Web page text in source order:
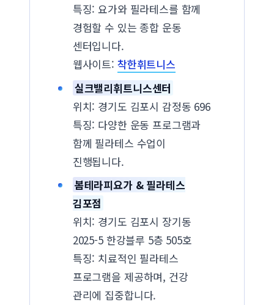
특징: 요가와 필라테스를 함께
경험할 수 있는 종합 운동
센터입니다.
웹사이트: 착한휘트니스
실크밸리휘트니스센터
위치: 경기도 김포시 감정동 696
특징: 다양한 운동 프로그램과
함께 필라테스 수업이
진행됩니다.
봄테라피요가 & 필라테스
김포점
위치: 경기도 김포시 장기동
2025-5 한강블루 5층 505호
특징: 치료적인 필라테스
프로그램을 제공하며, 건강
관리에 집중합니다.